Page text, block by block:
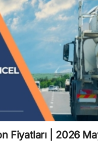
Fiyatları | 2026